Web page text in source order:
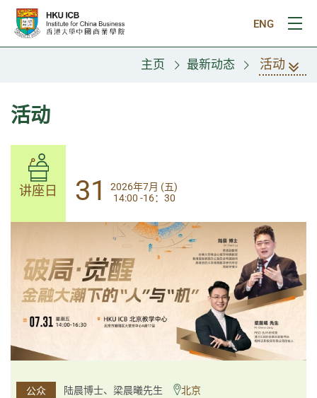
跳往主要内容
ENG
打
主页 最新动态 活动
活动
讲座日 31
2026年7月 (五)
14:00-17:30
公众 杨文斌先生、邱良弼先生 广州
讲座日 31
2026年7月 (五)
14:00 -16：30
公众 陆晨博士、梁晨曦先生 北京